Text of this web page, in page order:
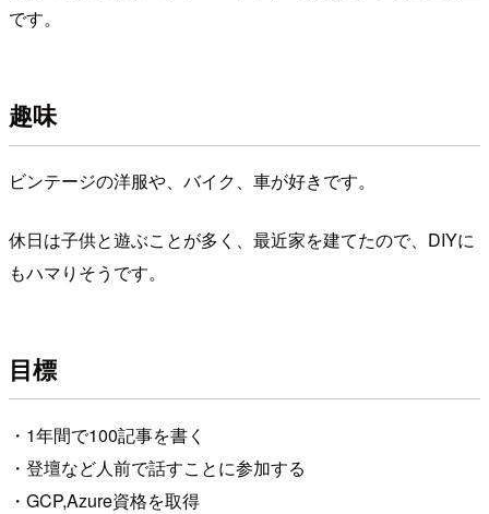
です。
趣味
ビンテージの洋服や、バイク、車が好きです。
休日は子供と遊ぶことが多く、最近家を建てたので、DIYに
もハマりそうです。
目標
・1年間で100記事を書く
・登壇など人前で話すことに参加する
・GCP,Azure資格を取得